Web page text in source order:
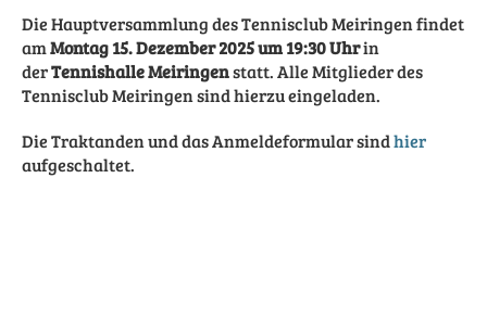
Die Hauptversammlung des Tennisclub Meiringen findet
amMontag 15. Dezember 2025 um 19:30 Uhrin
derTennishalle Meiringenstatt. Alle Mitglieder des
Tennisclub Meiringen sind hierzu eingeladen.
Die Traktanden und das Anmeldeformular sindhier
aufgeschaltet.